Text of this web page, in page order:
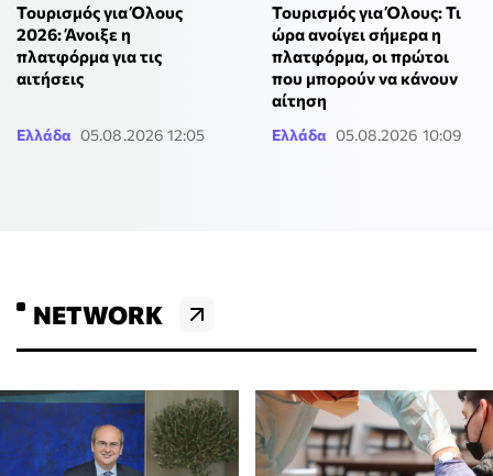
Τουρισμός για Όλους
2026: Άνοιξε η
πλατφόρμα για τις
αιτήσεις
Ελλάδα 05.08.2026 12:05
Τουρισμός για Όλους: Τι
ώρα ανοίγει σήμερα η
πλατφόρμα, οι πρώτοι
που μπορούν να κάνουν
αίτηση
Ελλάδα 05.08.2026 10:09
NETWORK